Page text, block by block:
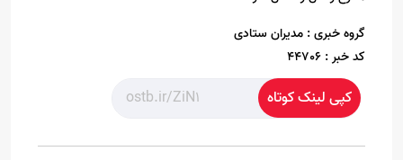
گروه خبری : مدیران ستادی
کد خبر : 44706
کپی لینک کوتاه